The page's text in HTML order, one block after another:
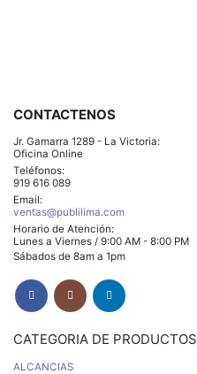
CONTACTENOS
Jr. Gamarra 1289 - La Victoria:
Oficina Online
Teléfonos:
919 616 089
Email:
ventas@publilima.com
Horario de Atención:
Lunes a Viernes / 9:00 AM - 8:00 PM
Sábados de 8am a 1pm
CATEGORIA DE PRODUCTOS
ALCANCIAS